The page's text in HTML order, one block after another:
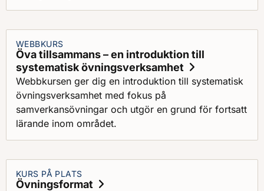
WEBBKURS
Öva tillsammans – en introduktion till
systematisk övningsverksamhet
Webbkursen ger dig en introduktion till systematisk
övningsverksamhet med fokus på
samverkansövningar och utgör en grund för fortsatt
lärande inom området.
KURS PÅ PLATS
Övningsformat